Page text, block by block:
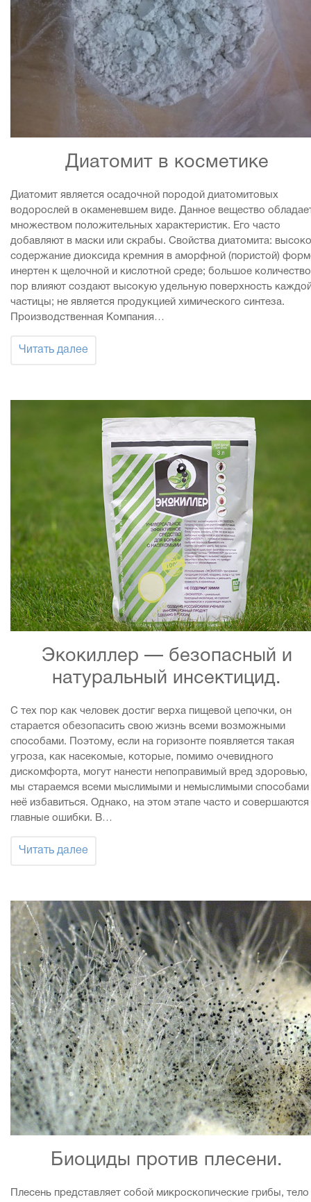
Диатомит в косметике
Диатомит является осадочной породой диатомитовых
водорослей в окаменевшем виде. Данное вещество
множеством положительных характеристик. Его часто
добавляют в маски или скрабы. Свойства диатомита:
содержание диоксида кремния в аморфной (пористой)
инертен к щелочной и кислотной среде; большое количество
пор влияют создают высокую удельную поверхность
частицы; не является продукцией химического синтеза.
Производственная Компания…
Читать далее
Экокиллер — безопасный и
натуральный инсектицид.
С тех пор как человек достиг верха пищевой цепочки, он
старается обезопасить свою жизнь всеми возможными
способами. Поэтому, если на горизонте появляется такая
угроза, как насекомые, которые, помимо очевидного
дискомфорта, могут нанести непоправимый вред здоровью,
мы стараемся всеми мыслимыми и немыслимыми способами
неё избавиться. Однако, на этом этапе часто и совершаются
главные ошибки. В…
Читать далее
Биоциды против плесени.
Плесень представляет собой микроскопические грибы, тело